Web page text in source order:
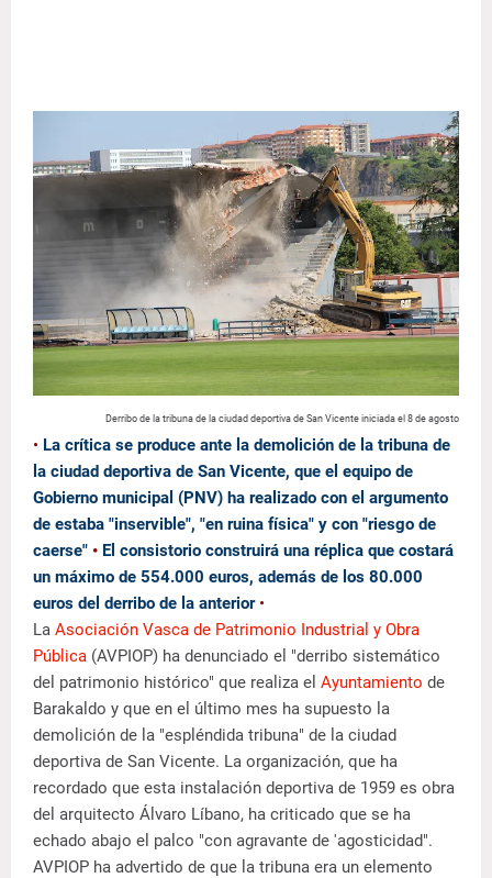
Derribo de la tribuna de la ciudad deportiva de San Vicente iniciada el 8 de agosto
• La crítica se produce ante la demolición de la tribuna de
la ciudad deportiva de San Vicente, que el equipo de
Gobierno municipal (PNV) ha realizado con el argumento
de estaba "inservible", "en ruina física" y con "riesgo de
caerse" • El consistorio construirá una réplica que costará
un máximo de 554.000 euros, además de los 80.000
euros del derribo de la anterior •
La Asociación Vasca de Patrimonio Industrial y Obra
Pública (AVPIOP) ha denunciado el "derribo sistemático
del patrimonio histórico" que realiza el Ayuntamiento de
Barakaldo y que en el último mes ha supuesto la
demolición de la "espléndida tribuna" de la ciudad
deportiva de San Vicente. La organización, que ha
recordado que esta instalación deportiva de 1959 es obra
del arquitecto Álvaro Líbano, ha criticado que se ha
echado abajo el palco "con agravante de 'agosticidad".
AVPIOP ha advertido de que la tribuna era un elemento